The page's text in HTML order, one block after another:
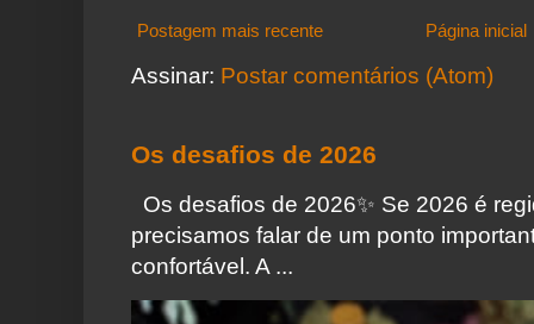
Postagem mais recente Página inicial
Assinar: Postar comentários (Atom)
Os desafios de 2026
Os desafios de 2026✨️ Se 2026 é
precisamos falar de um ponto
confortável. A ...